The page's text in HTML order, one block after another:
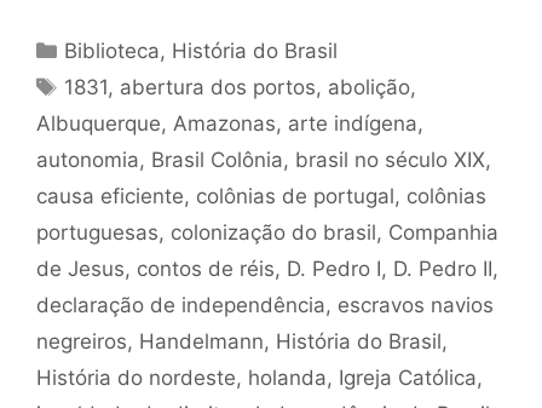
Categorias
Biblioteca, História do Brasil
Tags
1831, abertura dos portos, abolição,
Albuquerque, Amazonas, arte indígena,
autonomia, Brasil Colônia, brasil no século XIX,
causa eficiente, colônias de portugal, colônias
portuguesas, colonização do brasil, Companhia
de Jesus, contos de réis, D. Pedro I, D. Pedro II,
declaração de independência, escravos navios
negreiros, Handelmann, História do Brasil,
História do nordeste, holanda, Igreja Católica,